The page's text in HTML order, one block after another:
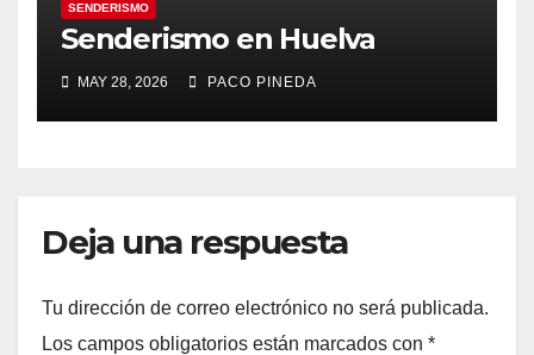
SENDERISMO
Senderismo en Huelva
MAY 28, 2026 PACO PINEDA
Deja una respuesta
Tu dirección de correo electrónico no será publicada.
Los campos obligatorios están marcados con *